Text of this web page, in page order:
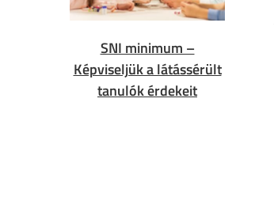
SNI minimum –
Képviseljük a látássérült
tanulók érdekeit